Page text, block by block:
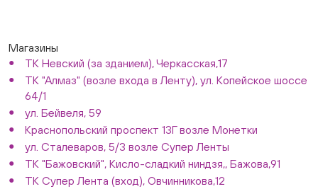
Магазины
ТК Невский (за зданием), Черкасская,17
ТК "Алмаз" (возле входа в Ленту), ул. Копейское шоссе
64/1
ул. Бейвеля, 59
Краснопольский проспект 13Г возле Монетки
ул. Сталеваров, 5/3 возле Супер Ленты
ТК "Бажовский", Кисло-сладкий ниндзя,, Бажова,91
ТК Супер Лента (вход), Овчинникова,12